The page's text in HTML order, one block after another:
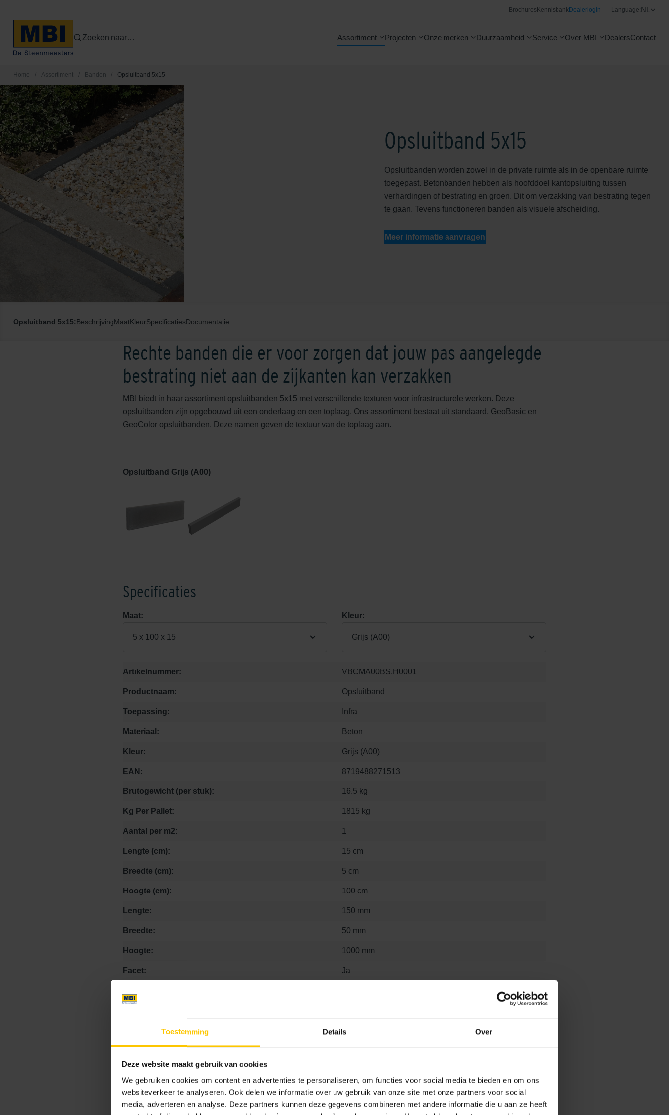
Toestemming Details Over
Deze website maakt gebruik van cookies
We gebruiken cookies om content en advertenties te personaliseren, om functies voor social media te bieden en om ons
websiteverkeer te analyseren. Ook delen we informatie over uw gebruik van onze site met onze partners voor social
media, adverteren en analyse. Deze partners kunnen deze gegevens combineren met andere informatie die u aan ze heeft
Brochures KennisbankDealerlogin Language:NL
Zoeken naar… Assortiment Projecten Onze merken Duurzaamheid Service Over MBI DealersContact
Home / Assortiment / Banden / Opsluitband 5x15
Opsluitband 5x15
Opsluitbanden worden zowel in de private ruimte als in de openbare ruimte
toegepast. Betonbanden hebben als hoofddoel kantopsluiting tussen
verhardingen of bestrating en groen. Dit om verzakking van bestrating tegen
te gaan. Tevens functioneren banden als visuele afscheiding.
Meer informatie aanvragen
Opsluitband 5x15:BeschrijvingMaatKleurSpecificatiesDocumentatie
Rechte banden die er voor zorgen dat jouw pas aangelegde
bestrating niet aan de zijkanten kan verzakken
MBI biedt in haar assortiment opsluitbanden 5x15 met verschillende texturen voor infrastructurele werken. Deze
opsluitbanden zijn opgebouwd uit een onderlaag en een toplaag. Ons assortiment bestaat uit standaard, GeoBasic en
GeoColor opsluitbanden. Deze namen geven de textuur van de toplaag aan.
Opsluitband Grijs (A00)
Specificaties
Maat:
5 x 100 x 15
Kleur:
Grijs (A00)
Artikelnummer: VBCMA00BS.H0001
Productnaam: Opsluitband
Toepassing: Infra
Materiaal: Beton
Kleur: Grijs (A00)
EAN: 8719488271513
Brutogewicht (per stuk): 16.5 kg
Kg Per Pallet: 1815 kg
Aantal per m2: 1
Lengte (cm): 15 cm
Breedte (cm): 5 cm
Hoogte (cm): 100 cm
Lengte: 150 mm
Breedte: 50 mm
Hoogte: 1000 mm
Facet: Ja
Kleurcode: A00
Maat
5 x 100 x 15